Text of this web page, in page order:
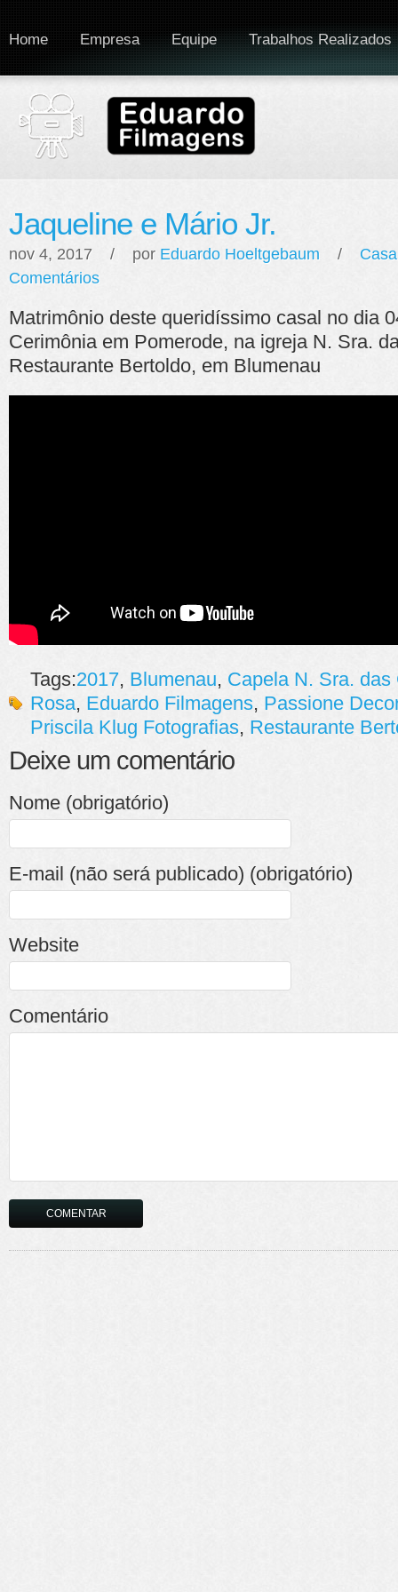
Home Empresa Equipe Trabalhos Realizados
Jaqueline e Mário Jr.
nov 4, 2017 / por Eduardo Hoeltgebaum /
Comentários
Matrimônio deste queridíssimo casal no dia
Cerimônia em Pomerode, na igreja N. Sra.
Restaurante Bertoldo, em Blumenau
Tags:2017, Blumenau, Capela N. Sra. das
Rosa, Eduardo Filmagens, Passione
Priscila Klug Fotografias, Restaurante
Deixe um comentário
Nome (obrigatório)
E-mail (não será publicado) (obrigatório)
Website
Comentário